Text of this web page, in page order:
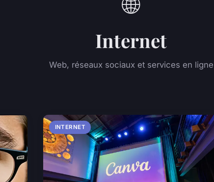
Internet
Web, réseaux sociaux et services en ligne
INTERNET